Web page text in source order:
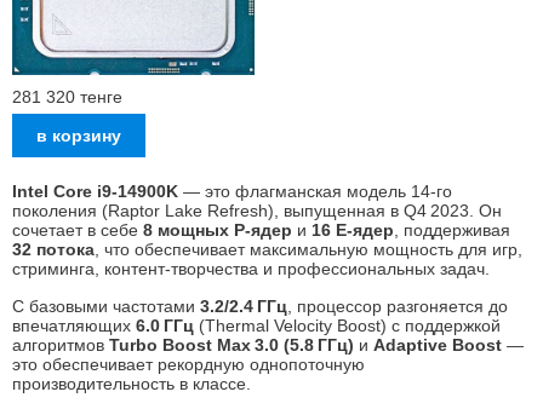
281 320 тенге
Intel Core i9‑14900K — это флагманская модель 14‑го
поколения (Raptor Lake Refresh), выпущенная в Q4 2023. Он
сочетает в себе 8 мощных P‑ядер и 16 E‑ядер , поддерживая
32 потока , что обеспечивает максимальную мощность для игр,
стриминга, контент‑творчества и профессиональных задач.
С базовыми частотами 3.2/2.4 ГГц , процессор разгоняется до
впечатляющих 6.0 ГГц (Thermal Velocity Boost) с поддержкой
алгоритмов Turbo Boost Max 3.0 (5.8 ГГц) и Adaptive Boost —
это обеспечивает рекордную однопоточную
производительность в классе.